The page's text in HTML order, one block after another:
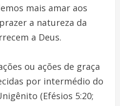
mais amar aos
a natureza da
a Deus.
ou ações de graça
por intermédio do
(Efésios 5:20;